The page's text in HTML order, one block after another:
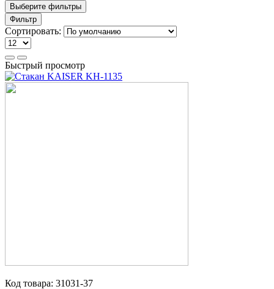
Выберите фильтры
Фильтр
Сортировать:
Быстрый просмотр
Код товара: 31031-37